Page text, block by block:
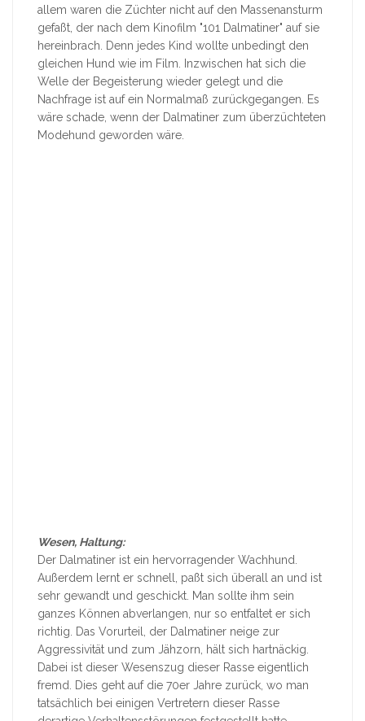
allem waren die Züchter nicht auf den Massenansturm
gefaßt, der nach dem Kinofilm "101 Dalmatiner" auf sie
hereinbrach. Denn jedes Kind wollte unbedingt den
gleichen Hund wie im Film. Inzwischen hat sich die
Welle der Begeisterung wieder gelegt und die
Nachfrage ist auf ein Normalmaß zurückgegangen. Es
wäre schade, wenn der Dalmatiner zum überzüchteten
Modehund geworden wäre.
Wesen, Haltung:
Der Dalmatiner ist ein hervorragender Wachhund.
Außerdem lernt er schnell, paßt sich überall an und ist
sehr gewandt und geschickt. Man sollte ihm sein
ganzes Können abverlangen, nur so entfaltet er sich
richtig. Das Vorurteil, der Dalmatiner neige zur
Aggressivität und zum Jähzorn, hält sich hartnäckig.
Dabei ist dieser Wesenszug dieser Rasse eigentlich
fremd. Dies geht auf die 70er Jahre zurück, wo man
tatsächlich bei einigen Vertretern dieser Rasse